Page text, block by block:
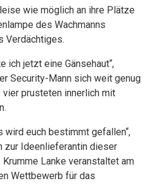
wie möglich an ihre Plätze
des Wachmanns
Verdächtiges.
ich jetzt eine Gänsehaut“,
Security-Mann sich weit genug
prusteten innerlich mit
wird euch bestimmt gefallen“,
zur Ideenlieferantin dieser
Krumme Lanke veranstaltet am
Wettbewerb für das